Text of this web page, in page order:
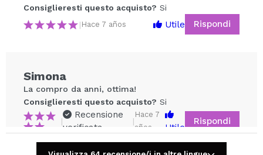
Il tuo video potrebbe essere il primo. Immaginalo...
INVIA
Consiglieresti questo acquisto? Si
| Hace 7 años Utile Rispondi
Simona
La compro da anni, ottima!
Consiglieresti questo acquisto? Si
|
Recensione
verificata
|
Hace 7
años
Utile
Rispondi